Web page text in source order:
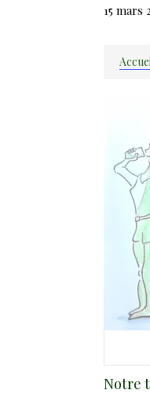
15 mars
Notre